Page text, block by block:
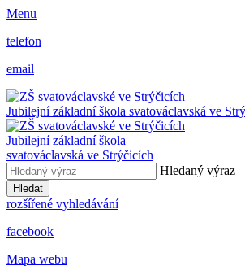
Menu
telefon
email
Jubilejní základní škola svatováclavská ve
Jubilejní základní škola
svatováclavská ve Strýčicích
Hledaný výraz
Hledat
rozšířené vyhledávání
facebook
Mapa webu